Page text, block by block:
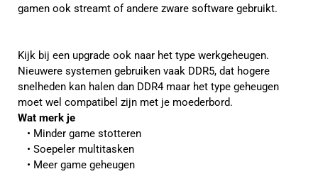
gamen ook streamt of andere zware software gebruikt.
Kijk bij een upgrade ook naar het type werkgeheugen.
Nieuwere systemen gebruiken vaak DDR5, dat hogere
snelheden kan halen dan DDR4 maar het type geheugen
moet wel compatibel zijn met je moederbord.
Wat merk je
Minder game stotteren
Soepeler multitasken
Meer game geheugen